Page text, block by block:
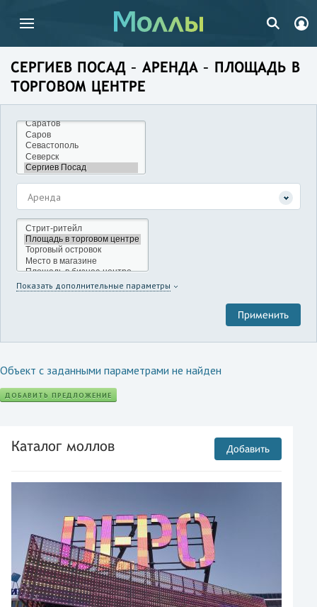
СЕРГИЕВ ПОСАД – АРЕНДА – ПЛОЩАДЬ В
ТОРГОВОМ ЦЕНТРЕ
Аренда
Показать дополнительные параметры
Объект с заданными параметрами не найден
ДОБАВИТЬ ПРЕДЛОЖЕНИЕ
Каталог моллов Добавить